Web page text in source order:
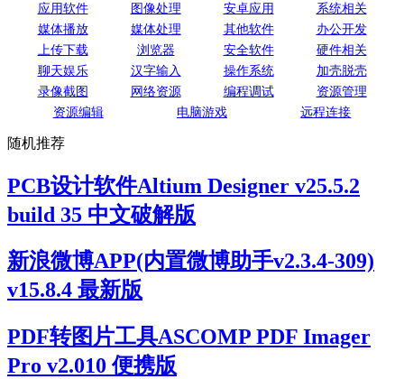
应用软件 图像处理 安卓应用
系统相关
媒体播放
媒体处理 其他软件
办公开发
上传下载
浏览器 安全软件
硬件相关
聊天娱乐
汉字输入 操作系统
加壳脱壳
录像截图
网络资源 编程调试
资源管理
资源编辑
电脑游戏 远程连接
随机推荐
PCB设计软件Altium Designer v25.5.2
build 35 中文破解版
新浪微博APP(内置微博助手v2.3.4-309)
v15.8.4 最新版
PDF转图片工具ASCOMP PDF Imager
Pro v2.010 便携版